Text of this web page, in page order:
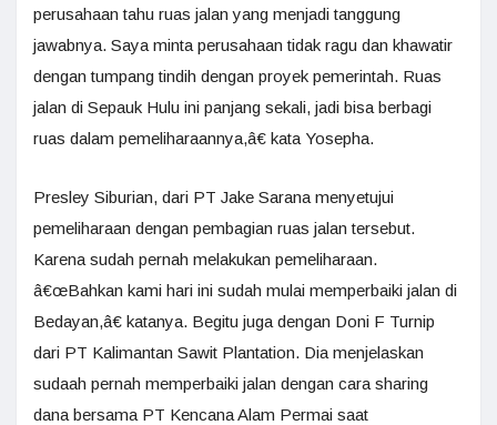
perusahaan tahu ruas jalan yang menjadi tanggung
jawabnya. Saya minta perusahaan tidak ragu dan khawatir
dengan tumpang tindih dengan proyek pemerintah. Ruas
jalan di Sepauk Hulu ini panjang sekali, jadi bisa berbagi
ruas dalam pemeliharaannya,â€ kata Yosepha.
Presley Siburian, dari PT Jake Sarana menyetujui
pemeliharaan dengan pembagian ruas jalan tersebut.
Karena sudah pernah melakukan pemeliharaan.
â€œBahkan kami hari ini sudah mulai memperbaiki jalan di
Bedayan,â€ katanya. Begitu juga dengan Doni F Turnip
dari PT Kalimantan Sawit Plantation. Dia menjelaskan
sudaah pernah memperbaiki jalan dengan cara sharing
dana bersama PT Kencana Alam Permai saat